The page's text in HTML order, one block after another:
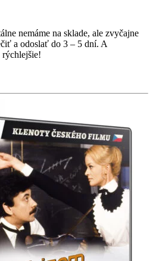
nemáme na sklade, ale zvyčajne
a odoslať do 3 – 5 dní. A
rýchlejšie!